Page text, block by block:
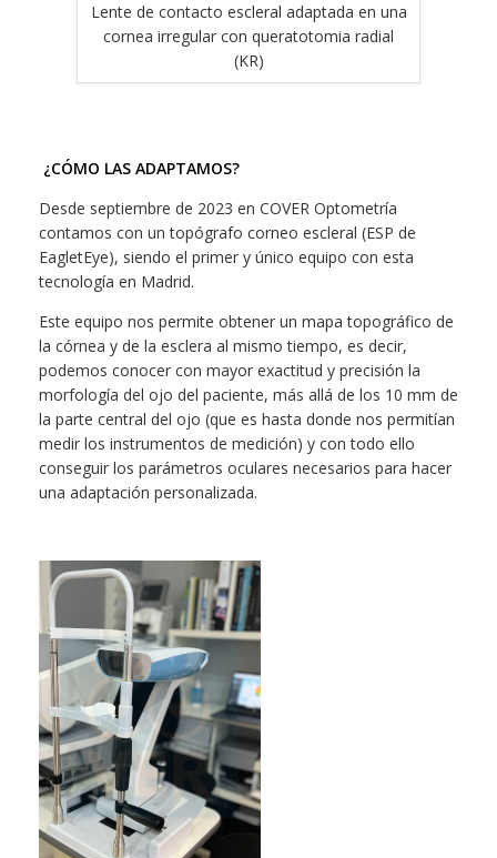
Lente de contacto escleral adaptada en una
cornea irregular con queratotomia radial
(KR)
¿CÓMO LAS ADAPTAMOS?
Desde septiembre de 2023 en COVER Optometría
contamos con un topógrafo corneo escleral (ESP de
EagletEye), siendo el primer y único equipo con esta
tecnología en Madrid.
Este equipo nos permite obtener un mapa topográfico de
la córnea y de la esclera al mismo tiempo, es decir,
podemos conocer con mayor exactitud y precisión la
morfología del ojo del paciente, más allá de los 10 mm de
la parte central del ojo (que es hasta donde nos permitían
medir los instrumentos de medición) y con todo ello
conseguir los parámetros oculares necesarios para hacer
una adaptación personalizada.